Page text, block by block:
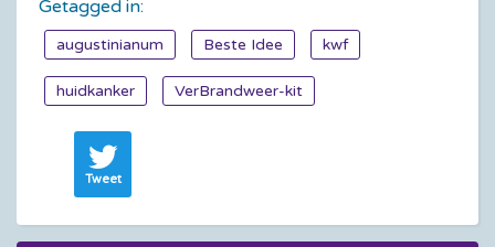
Getagged in:
augustinianum Beste Idee kwf
huidkanker VerBrandweer-kit
Tweet